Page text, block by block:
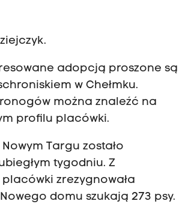
adopcją proszone są
w Chełmku.
można znaleźć na
profilu placówki.
Targu zostało
tygodniu. Z
zrezygnowała
domu szukają 273 psy.